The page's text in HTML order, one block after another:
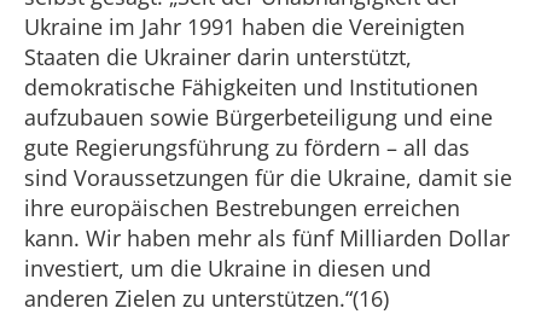
Ukraine im Jahr 1991 haben die Vereinigten
Staaten die Ukrainer darin unterstützt,
demokratische Fähigkeiten und Institutionen
aufzubauen sowie Bürgerbeteiligung und eine
gute Regierungsführung zu fördern – all das
sind Voraussetzungen für die Ukraine, damit sie
ihre europäischen Bestrebungen erreichen
kann. Wir haben mehr als fünf Milliarden Dollar
investiert, um die Ukraine in diesen und
anderen Zielen zu unterstützen.“(16)